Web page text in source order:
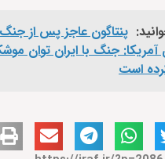
پنتاگون عاجز پس از جنگ
آمریکا: جنگ با ایران توان
است